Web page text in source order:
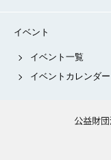
イベント
イベント一覧
イベントカレンダー